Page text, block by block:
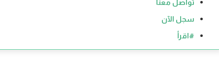
تواصل معنا
سجل الآن
#اقرأ